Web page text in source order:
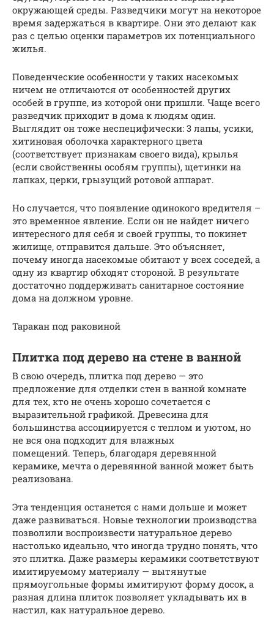
окружающей среды. Разведчики могут на некоторое
время задержаться в квартире. Они это делают как
раз с целью оценки параметров их потенциального
жилья.
Поведенческие особенности у таких насекомых
ничем не отличаются от особенностей других
особей в группе, из которой они пришли. Чаще всего
разведчик приходит в дома к людям один.
Выглядит он тоже неспецифически: 3 лапы, усики,
хитиновая оболочка характерного цвета
(соответствует признакам своего вида), крылья
(если свойственны особям группы), щетинки на
лапках, церки, грызущий ротовой аппарат.
Но случается, что появление одинокого вредителя –
это временное явление. Если он не найдет ничего
интересного для себя и своей группы, то покинет
жилище, отправится дальше. Это объясняет,
почему иногда насекомые обитают у всех соседей, а
одну из квартир обходят стороной. В результате
достаточно поддерживать санитарное состояние
дома на должном уровне.
Таракан под раковиной
Плитка под дерево на стене в ванной
В свою очередь, плитка под дерево — это
предложение для отделки стен в ванной комнате
для тех, кто не очень хорошо сочетается с
выразительной графикой. Древесина для
большинства ассоциируется с теплом и уютом, но
не вся она подходит для влажных
помещений. Теперь, благодаря деревянной
керамике, мечта о деревянной ванной может быть
реализована.
Эта тенденция останется с нами дольше и может
даже развиваться. Новые технологии производства
позволили воспроизвести натуральное дерево
настолько идеально, что иногда трудно понять, что
это плитка. Даже размеры керамики соответствуют
имитируемому материалу — вытянутые
прямоугольные формы имитируют форму досок, а
разная длина плиток позволяет укладывать их в
настил, как натуральное дерево.